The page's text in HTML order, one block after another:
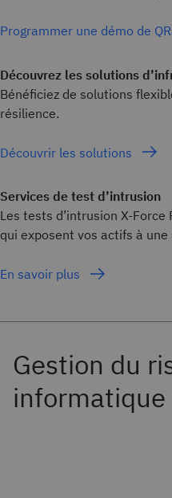
Programmer une démo de
Découvrez les solutions
Bénéficiez de solutions
résilience.
Découvrir les solutions
Services de test d’intrusion
Les tests d’intrusion X-
qui exposent vos actifs à
En savoir plus